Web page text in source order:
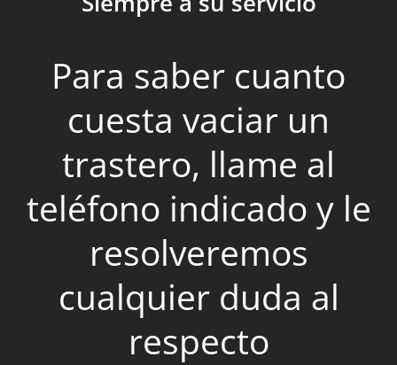
Para saber cuanto
cuesta vaciar un
trastero, llame al
teléfono indicado y le
resolveremos
cualquier duda al
respecto